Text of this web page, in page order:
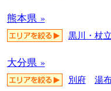
熊本県 »
黒川・杖立
大分県 »
別府 湯